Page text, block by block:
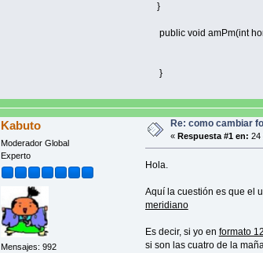
}
public void amPm(int
}
Kabuto
Moderador Global
Experto
Mensajes: 992
Re: como cambiar
« Respuesta #1 en: 24
Hola.
Aquí la cuestión es que el
meridiano
Es decir, si yo en formato
si son las cuatro de la